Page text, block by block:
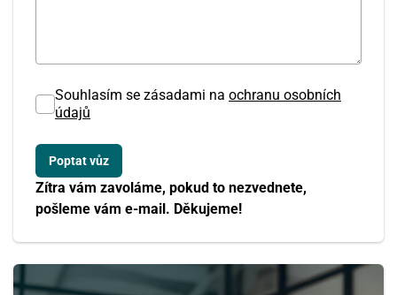
Souhlasím se zásadami na ochranu osobních
údajů
Zítra vám zavoláme, pokud to nezvednete,
pošleme vám e-mail. Děkujeme!